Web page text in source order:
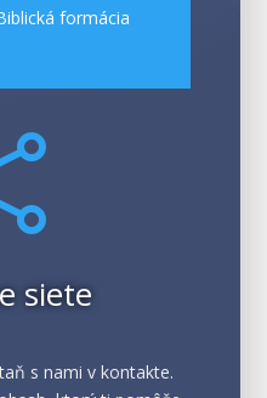
formácia
siete
s nami v kontakte.